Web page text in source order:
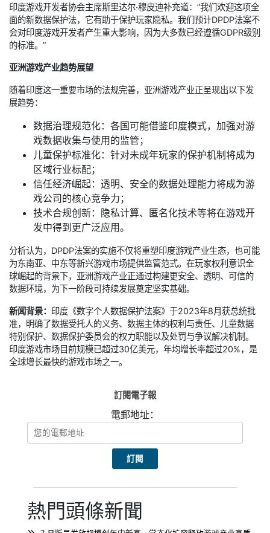
印度游戏开发者协会主席斯里达尔·穆皮迪补充道：”我们欢迎这项全
面的新数据保护法，它有助于保护玩家隐私。我们预计DPDP法案不
会对印度游戏开发者产生重大影响，因为大多数已经遵循GDPR级别
的标准。”
亚洲游戏产业趋势展望
随着印度这一重要市场的法规完善，亚洲游戏产业正呈现出以下发
展趋势：
数据治理规范化：各国可能借鉴印度模式，加强对游
戏数据收集与使用的监管；
儿童保护标准化：针对未成年玩家的保护机制将成为
区域行业标配；
信任经济崛起：透明、安全的数据处理能力将成为游
戏公司的核心竞争力；
技术合规创新：隐私计算、匿名化技术等将在游戏开
发中得到更广泛应用。
分析认为，DPDP法案的实施不仅将重塑印度游戏产业生态，也可能
为东南亚、中东等新兴游戏市场提供监管范式。在玩家权利意识全
球崛起的背景下，亚洲游戏产业正通过构建更安全、透明、可信的
数据环境，为下一阶段可持续发展奠定坚实基础。
新闻背景： 印度《数字个人数据保护法案》于2023年8月获总统批
准，明确了数据受托人的义务、数据主体的权利与责任、儿童数据
特别保护、数据保护委员会的权力职能以及处罚与争议解决机制。
印度游戏市场目前规模已超过30亿美元，年均增长率超过20%，是
全球增长最快的游戏市场之一。
訂閱電子報
電郵地址：
熱門頭條新聞